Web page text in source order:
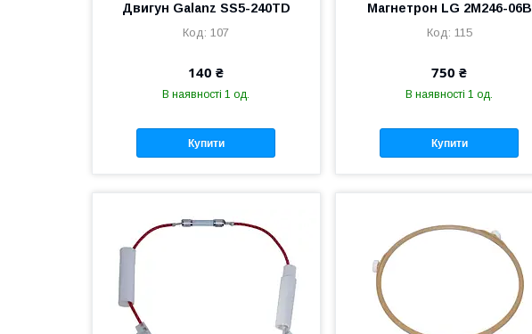
Двигун Galanz SS5-240TD
107
140 ₴
В наявності 1 од.
Купити
Магнетрон LG 2M246-06B
115
750 ₴
В наявності 1 од.
Купити